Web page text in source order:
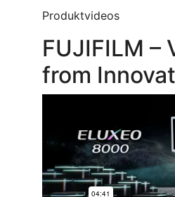
Produktvideos
FUJIFILM –
from